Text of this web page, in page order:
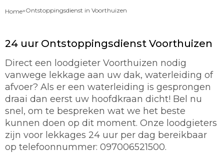
Home»Ontstoppingsdienst in Voorthuizen
24 uur Ontstoppingsdienst Voorthuizen
Direct een loodgieter Voorthuizen nodig
vanwege lekkage aan uw dak, waterleiding of
afvoer? Als er een waterleiding is gesprongen
draai dan eerst uw hoofdkraan dicht! Bel nu
snel, om te bespreken wat we het beste
kunnen doen op dit moment. Onze loodgieters
zijn voor lekkages 24 uur per dag bereikbaar
op telefoonnummer: 097006521500.